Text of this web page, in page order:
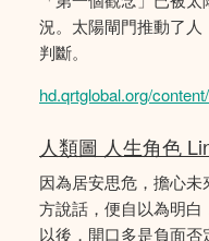
況。太陽閘門推動了
判斷。
hd.qrtglobal.org/
人類圖 人生角色
因為居安思危，擔心
方說話，便自以為明
以後，開口多是負面